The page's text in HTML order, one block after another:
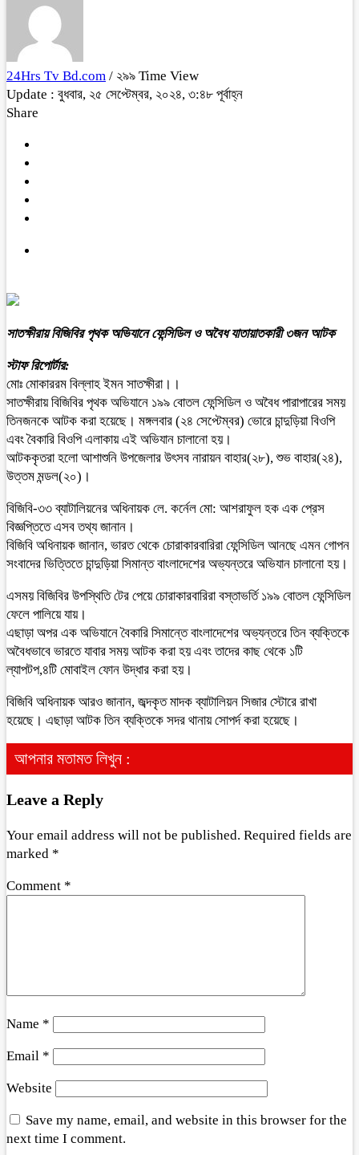
24Hrs Tv Bd.com / ২৯৯ Time View
Update : বুধবার, ২৫ সেপ্টেম্বর, ২০২৪, ৩:৪৮ পূর্বাহ্ন
Share
সাতক্ষীরায় বিজিবির পৃথক অভিযানে ফেন্সিডিল ও অবৈধ যাতায়াতকারী ৩জন আটক
স্টাফ রিপোর্টার:
মোঃ মোকাররম বিল্লাহ ইমন সাতক্ষীরা।।
সাতক্ষীরায় বিজিবির পৃথক অভিযানে ১৯৯ বোতল ফেন্সিডিল ও অবৈধ পারাপারের সময়
তিনজনকে আটক করা হয়েছে। মঙ্গলবার (২৪ সেপ্টেম্বর) ভোরে চান্দুড়িয়া বিওপি
এবং বৈকারি বিওপি এলাকায় এই অভিযান চালানো হয়।
আটককৃতরা হলো আশাশুনি উপজেলার উৎসব নারায়ন বাহার(২৮), শুভ বাহার(২৪),
উত্তম মন্ডল(২০)।
বিজিবি-৩৩ ব্যাটালিয়নের অধিনায়ক লে. কর্নেল মো: আশরাফুল হক এক প্রেস
বিজ্ঞপ্তিতে এসব তথ্য জানান।
বিজিবি অধিনায়ক জানান, ভারত থেকে চোরাকারবারিরা ফেন্সিডিল আনছে এমন গোপন
সংবাদের ভিত্তিতে চান্দুড়িয়া সিমান্ত বাংলাদেশের অভ্যন্তরে অভিযান চালানো হয়।
এসময় বিজিবির উপস্থিতি টের পেয়ে চোরাকারবারিরা বস্তাভর্তি ১৯৯ বোতল ফেন্সিডিল
ফেলে পালিয়ে যায়।
এছাড়া অপর এক অভিযানে বৈকারি সিমান্তে বাংলাদেশের অভ্যন্তরে তিন ব্যক্তিকে
অবৈধভাবে ভারতে যাবার সময় আটক করা হয় এবং তাদের কাছ থেকে ১টি
ল্যাপটপ,৪টি মোবাইল ফোন উদ্ধার করা হয়।
বিজিবি অধিনায়ক আরও জানান, জব্দকৃত মাদক ব্যাটালিয়ন সিজার স্টোরে রাখা
হয়েছে। এছাড়া আটক তিন ব্যক্তিকে সদর থানায় সোপর্দ করা হয়েছে।
আপনার মতামত লিখুন :
Leave a Reply
Your email address will not be published. Required fields are
marked *
Comment *
Name *
Email *
Website
Save my name, email, and website in this browser for the
next time I comment.